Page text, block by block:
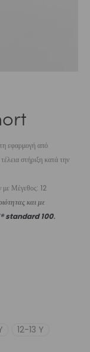
εφαρμογή από
στήριξη κατά την
με Μέγεθος: 12
και με
standard 100.
12-13 Y